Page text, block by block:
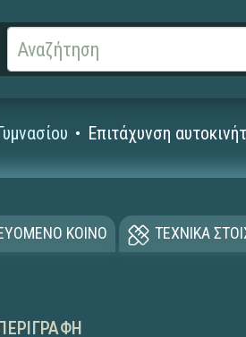
Επιτάχυνση
ΚΟΙΝΟ ΤΕΧΝΙΚΑ